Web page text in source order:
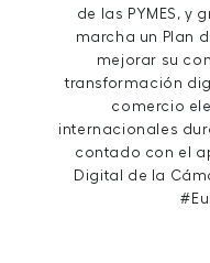
de las PYMES, y
marcha un Plan
mejorar su
transformación
comercio
internacionales
contado con el
Digital de la